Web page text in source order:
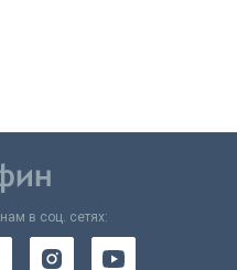
в соц. сетях: